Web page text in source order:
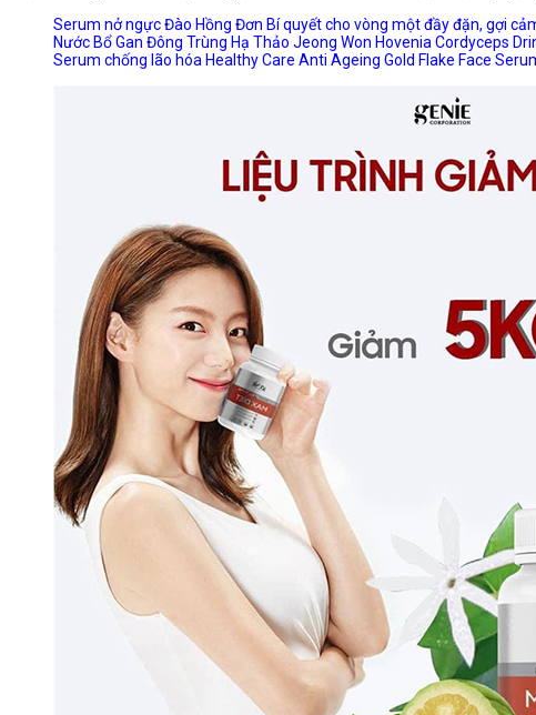
Serum nở ngực Đào Hồng Đơn Bí quyết cho vòng một đầy đặn, gợi
Nước Bổ Gan Đông Trùng Hạ Thảo Jeong Won Hovenia Cordyceps
Serum chống lão hóa Healthy Care Anti Ageing Gold Flake Face